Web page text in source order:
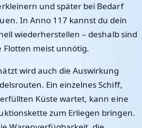
und später bei Bedarf
In Anno 117 kannst du dein
wiederherstellen – deshalb sind
Flotten meist unnötig.
wird auch die Auswirkung
Ein einzelnes Schiff,
Küste wartet, kann eine
zum Erliegen bringen.